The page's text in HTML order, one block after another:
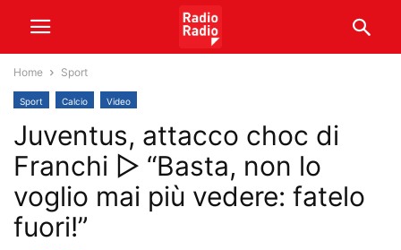
Home Sport
Sport Calcio Video
Juventus, attacco choc di
Franchi ▷ “Basta, non lo
voglio mai più vedere: fatelo
fuori!”